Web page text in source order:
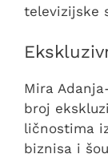
televizijske
Mira
broj
ličnostima
biznisa i